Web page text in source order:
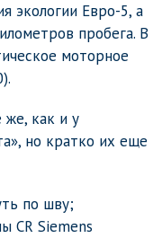
экологии Евро-5, а
пробега. В
моторное
же, как и у
но кратко их еще
по шву;
CR Siemens